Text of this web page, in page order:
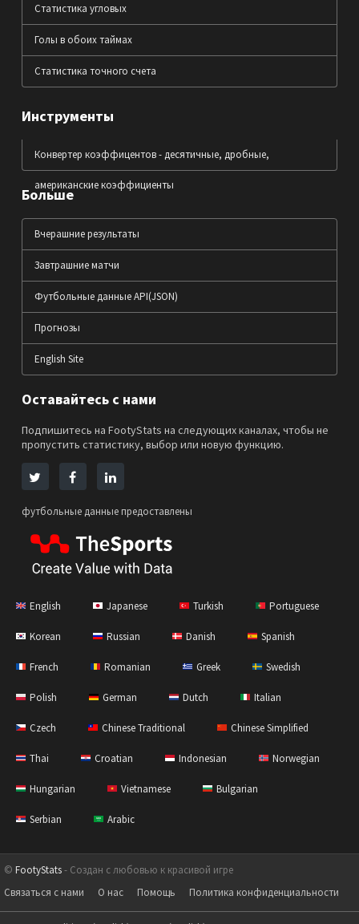
Статистика угловых
Голы в обоих таймах
Статистика точного счета
Инструменты
Конвертер коэффицентов - десятичные, дробные,
американские коэффициенты
Больше
Вчерашние результаты
Завтрашние матчи
Футбольные данные API(JSON)
Прогнозы
English Site
Оставайтесь с нами
Подпишитесь на FootyStats на следующих каналах, чтобы не
пропустить статистику, выбор или новую функцию.
футбольные данные предоставлены
English Japanese Turkish Portuguese
Korean Russian Danish Spanish
French Romanian Greek Swedish
Polish German Dutch Italian
Czech Chinese Traditional Chinese Simplified
Thai Croatian Indonesian Norwegian
Hungarian Vietnamese Bulgarian
Serbian Arabic
© FootyStats- Создан с любовью к красивой игре
Связаться с нами
О нас Помощь Политика конфиденциальности